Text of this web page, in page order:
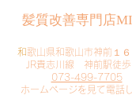
髪質改善専門店
​和歌山県和歌山市神前１６
JR貴志川線 神前駅徒
073-499-7705
ホームページを見て電話